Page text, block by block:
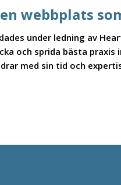
webbplats
under ledning av
och sprida bästa
med sin tid och